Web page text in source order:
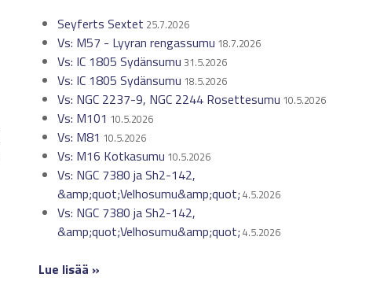
Seyferts Sextet 25.7.2026
Vs: M57 - Lyyran rengassumu 18.7.2026
Vs: IC 1805 Sydänsumu 31.5.2026
Vs: IC 1805 Sydänsumu 18.5.2026
Vs: NGC 2237-9, NGC 2244 Rosettesumu 10.5.2026
Vs: M101 10.5.2026
Vs: M81 10.5.2026
Vs: M16 Kotkasumu 10.5.2026
Vs: NGC 7380 ja Sh2-142,
&amp;quot;Velhosumu&amp;quot; 4.5.2026
Vs: NGC 7380 ja Sh2-142,
&amp;quot;Velhosumu&amp;quot; 4.5.2026
Lue lisää »